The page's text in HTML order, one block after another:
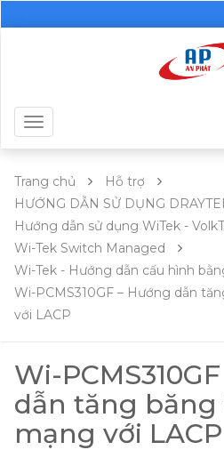
Toggle
navigation
Trang chủ
Hỗ trợ
HƯỚNG DẪN SỬ DỤNG
Hướng dẫn sử dụng WiTek -
Wi-Tek Switch Managed
Wi-Tek - Hướng dẫn cấu hình
Wi-PCMS310GF – Hướng dẫn
với LACP
Wi-
dẫn tăng
mạng với LACP